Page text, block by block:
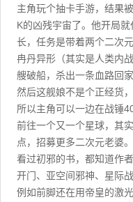
主角玩个抽卡手游，结果
K的凶残宇宙了。他开局
长，任务是带着两个二次
冉丹异形（其实是人类内
艘破船，杀出一条血路回家
然后这舰娘不是个正经货
所以主角可以一边在战锤
前往一个又一个星球，其
点，招募更多二次元老婆。
看过初邪的书，都知道作
开门、亚空间邪神、星际
例如前脚还在用帝皇的激